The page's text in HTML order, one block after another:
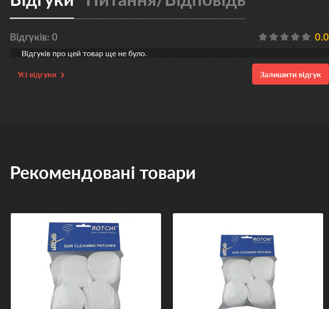
Відгуків: 0 0.0
Відгуків про цей товар ще не було.
Усі відгуки Залишити відгук
Рекомендовані товари